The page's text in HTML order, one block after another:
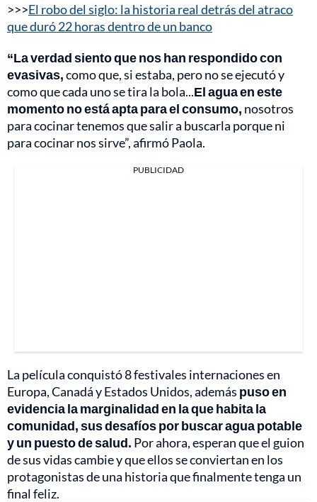
>>>El robo del siglo: la historia real detrás del atraco
que duró 22 horas dentro de un banco
“La verdad siento que nos han respondido con
evasivas,como que, si estaba, pero no se ejecutó y
como que cada uno se tira la bola...El agua en este
momento no está apta para el consumo, nosotros
para cocinar tenemos que salir a buscarla porque ni
para cocinar nos sirve”, afirmó Paola.
PUBLICIDAD
La película conquistó 8 festivales internaciones en
Europa, Canadá y Estados Unidos, además puso en
evidencia la marginalidad en la que habita la
comunidad, sus desafíos por buscar agua potable
y un puesto de salud. Por ahora, esperan que el guion
de sus vidas cambie y que ellos se conviertan en los
protagonistas de una historia que finalmente tenga un
final feliz.